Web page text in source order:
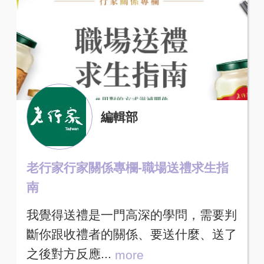
編輯部
老行家行家關係專欄-職場送禮求生指
南
我覺得送禮是一門高深的學問，需要判
斷你跟收禮者的關係、要送什麼、送了
之後對方反應... more